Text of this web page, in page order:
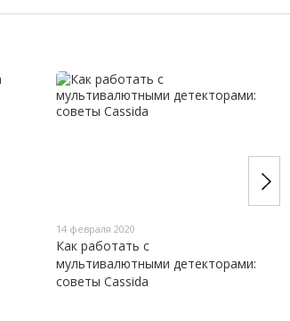
14 февраля 2020
Как работать с
мультивалютными детекторами:
советы Cassida